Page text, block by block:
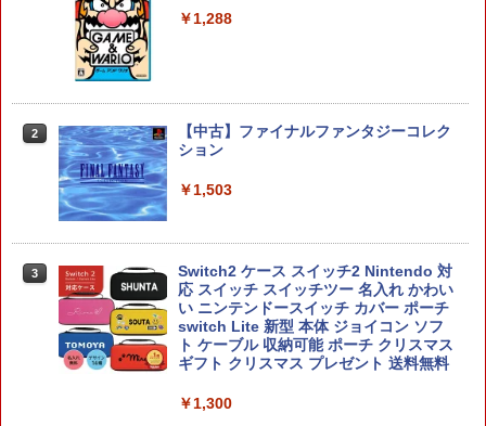
ァームウェア プロコン プロコン2 プロコ
￥2,960
￥3,224
【お買い物マラソン期間限定♪最大30％O
ードケース FancyCase-G05 Nintendo
2025年 スイッチ2モデル用 スリムケース
2
【中古】 ドラゴンボール Sparking！
ZERO／PS5
￥2,783
3 【中古】 オクトパストラベラー0／PS5
￥3,872
￥1,288
2
【中古】ファイナルファンタジーコレク
ション
￥1,503
3
Switch2 ケース スイッチ2 Nintendo 対
応 スイッチ スイッチツー 名入れ かわい
い ニンテンドースイッチ カバー ポーチ
switch Lite 新型 本体 ジョイコン ソフ
ト ケーブル 収納可能 ポーチ クリスマス
ギフト クリスマス プレゼント 送料無料
￥1,300